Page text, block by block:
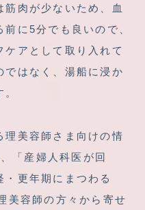
肉が少ないため、血
に5分でも良いので、
アとして取り入れて
ではなく、湯船に浸か
理美容師さま向けの情
「 産婦人科医が回
更年期にまつわる
美容師の方々から寄せ